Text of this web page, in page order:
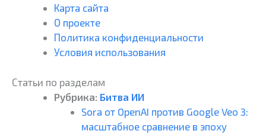
Карта сайта
О проекте
Политика конфиденциальности
Условия использования
Статьи по разделам
Рубрика: Битва ИИ
Sora от OpenAI против Google Veo 3:
масштабное сравнение в эпоху